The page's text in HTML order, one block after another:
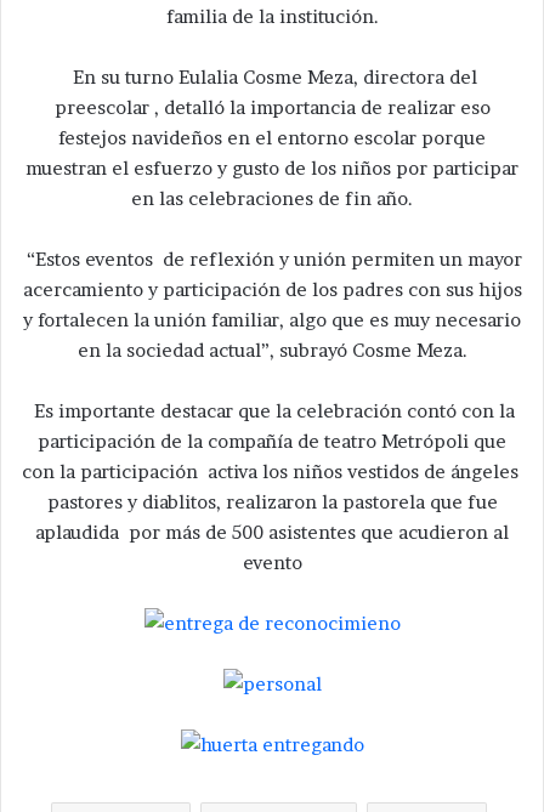
familia de la institución.
En su turno Eulalia Cosme Meza, directora del
preescolar , detalló la importancia de realizar eso
festejos navideños en el entorno escolar porque
muestran el esfuerzo y gusto de los niños por participar
en las celebraciones de fin año.
“Estos eventos de reflexión y unión permiten un mayor
acercamiento y participación de los padres con sus hijos
y fortalecen la unión familiar, algo que es muy necesario
en la sociedad actual”, subrayó Cosme Meza.
Es importante destacar que la celebración contó con la
participación de la compañía de teatro Metrópoli que
con la participación activa los niños vestidos de ángeles
pastores y diablitos, realizaron la pastorela que fue
aplaudida por más de 500 asistentes que acudieron al
evento